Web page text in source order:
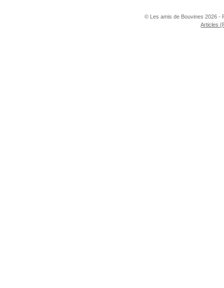
© Les amis de Bouvines 2026 -
Articles